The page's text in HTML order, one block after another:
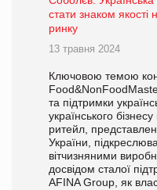
стати знаком
ринку
13 травня 2024
Ключовою темою
та підтримки
українського
ритейл,
України,
вітчизняними
досвідом сталої
AFINA Group, як